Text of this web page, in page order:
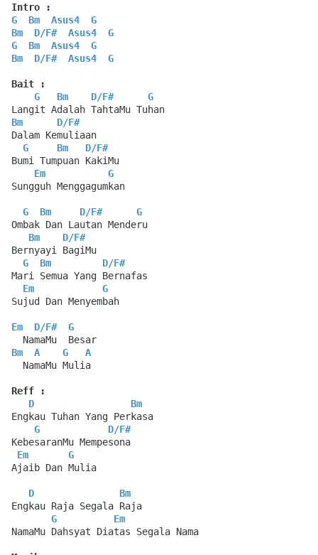
Intro :
G
Bm Asus4
G
Bm
D/F# Asus4
G
G
Bm Asus4
G
Bm
D/F# Asus4 G
Bait :
G
Bm D/F#
G
Langit Adalah TahtaMu Tuhan
Bm
D/F#
Dalam Kemuliaan
G
Bm D/F#
Bumi Tumpuan KakiMu
Em
G
Sungguh Menggagumkan
G Bm D/F#
G
Ombak Dan Lautan Menderu
Bm
D/F#
Bernyayi BagiMu
G
Bm D/F#
Mari Semua Yang Bernafas
Em
G
Sujud Dan Menyembah
Em D/F#
G
  NamaMu  Besar
Bm
A G
A
  NamaMu Mulia
Reff :
D
Bm
Engkau Tuhan Yang Perkasa
G
D/F#
KebesaranMu Mempesona
Em
G
Ajaib Dan Mulia
D
Bm
Engkau Raja Segala Raja
G
Em
NamaMu Dahsyat Diatas Segala Nama